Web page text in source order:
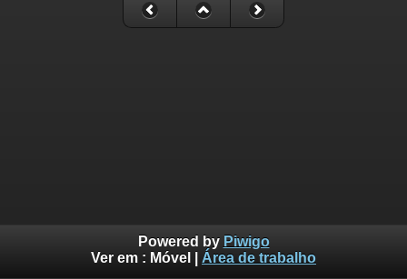
Powered by Piwigo
Ver em : Móvel Área de trabalho